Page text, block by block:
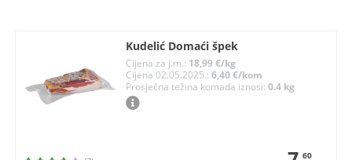
Kudelić Domaći špek
Cijena za j.m.: 18,99 €/kg
Cijena 02.05.2025.:6,40 €/kom
Prosječna težina komada iznosi:0.4 kg
60